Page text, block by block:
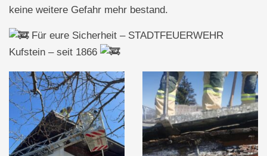
keine weitere Gefahr mehr bestand.
Für eure Sicherheit – STADTFEUERWEHR
Kufstein – seit 1866